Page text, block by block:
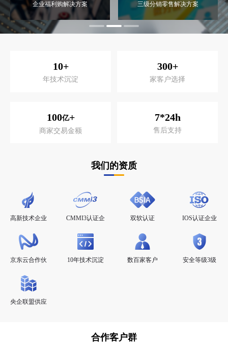
企业福利购解决方案 三级分销零售解决方案
10+
年技术沉淀
300+
家客户选择
100亿+
商家交易金额
7*24h
售后支持
我们的资质
高新技术企业
CMMI3认证企
双软认证 IOS认证企业
京东云合作伙
10年技术沉淀 数百家客户 安全等级3级
央企联盟供应
合作客户群